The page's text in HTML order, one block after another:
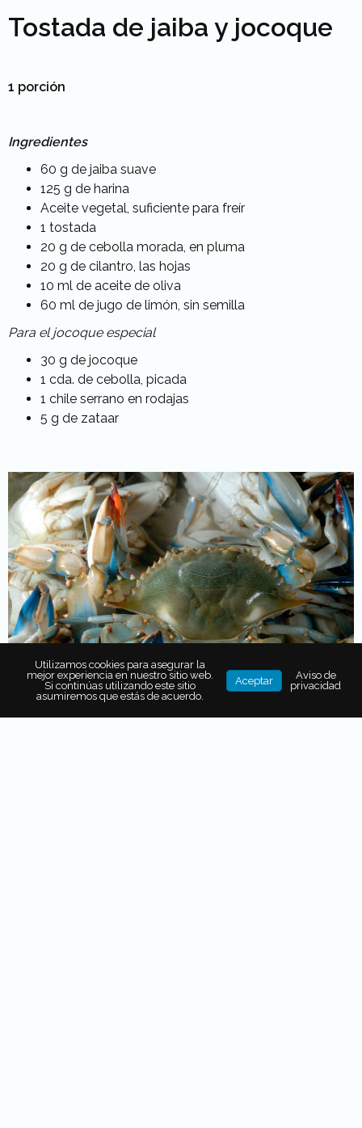
Tostada de jaiba y jocoque
1 porción
Ingredientes
60 g de jaiba suave
125 g de harina
Aceite vegetal, suficiente para freír
1 tostada
20 g de cebolla morada, en pluma
20 g de cilantro, las hojas
10 ml de aceite de oliva
60 ml de jugo de limón, sin semilla
Para el jocoque especial
30 g de jocoque
1 cda. de cebolla, picada
1 chile serrano en rodajas
5 g de zataar
Utilizamos cookies para asegurar la
mejor experiencia en nuestro sitio web.
Si continúas utilizando este sitio
asumiremos que estás de acuerdo.
Aceptar
Aviso de
privacidad